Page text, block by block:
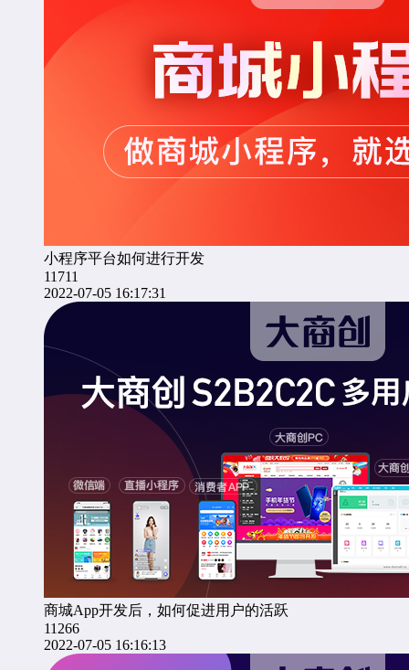
小程序平台如何进行开发
11711
2022-07-05 16:17:31
商城App开发后，如何促进用户的活跃
11266
2022-07-05 16:16:13